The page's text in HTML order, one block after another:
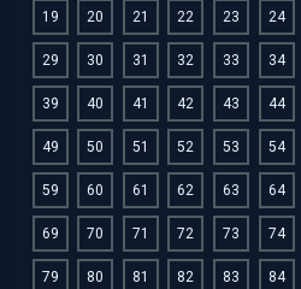
19
20 21 22 23 24
29
30 31 32 33 34
39
40 41 42 43 44
49
50 51 52 53 54
59
60 61 62 63 64
69
70 71 72 73 74
79
80 81 82 83 84